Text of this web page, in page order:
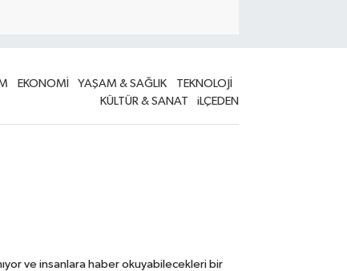
EKONOMİ YAŞAM & SAĞLIK
TEKNOLOJİ
KÜLTÜR & SANAT
iLÇEDEN
ve insanlara haber okuyabilecekleri bir